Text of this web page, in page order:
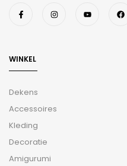
WINKEL
Dekens
Accessoires
Kleding
Decoratie
Amigurumi